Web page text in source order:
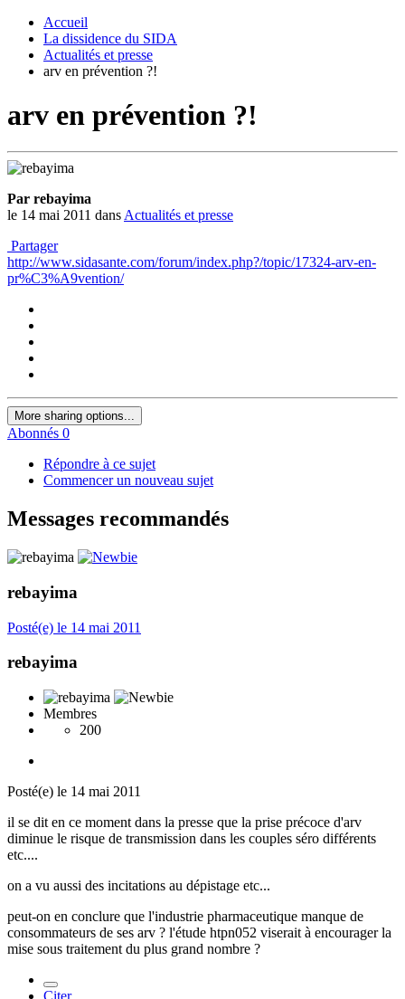
Accueil
La dissidence du SIDA
Actualités et presse
arv en prévention ?!
arv en prévention ?!
Par rebayima
le 14 mai 2011 dansActualités et presse
Partager
http://www.sidasante.com/forum/index.php?/topic/17324-arv-en-
pr%C3%A9vention/
More sharing options...
Abonnés 0
Répondre à ce sujet
Commencer un nouveau sujet
Messages recommandés
rebayima
Posté(e) le 14 mai 2011
rebayima
Membres
200
Posté(e) le 14 mai 2011
il se dit en ce moment dans la presse que la prise précoce d'arv
diminue le risque de transmission dans les couples séro différents
etc....
on a vu aussi des incitations au dépistage etc...
peut-on en conclure que l'industrie pharmaceutique manque de
consommateurs de ses arv ? l'étude htpn052 viserait à encourager la
mise sous traitement du plus grand nombre ?
Citer